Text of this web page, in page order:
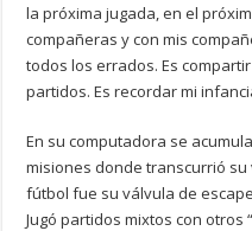
la próxima jugada, en el
compañeras y con mis
todos los errados. Es
partidos. Es recordar mi
En su computadora se
misiones donde transcurrió
fútbol fue su válvula de
Jugó partidos mixtos con otros